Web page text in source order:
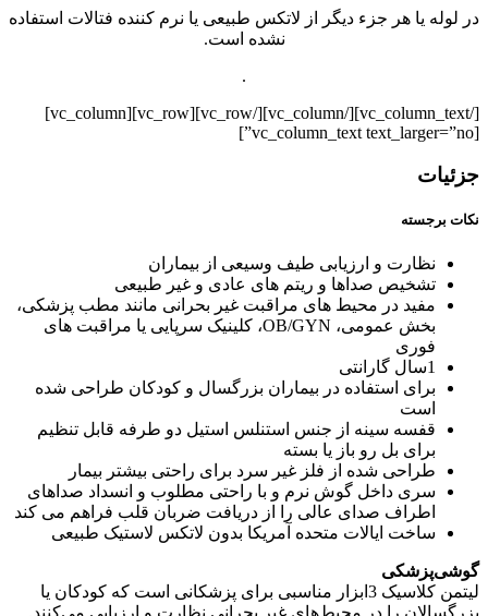
در لوله یا هر جزء دیگر از لاتکس طبیعی یا نرم کننده فتالات استفاده
نشده است.
.
[/vc_column_text][/vc_column][/vc_row][vc_row][vc_column]
[vc_column_text text_larger=”no”]
جزئیات
نکات برجسته
نظارت و ارزیابی طیف وسیعی از بیماران
تشخیص صداها و ریتم های عادی و غیر طبیعی
مفید در محیط های مراقبت غیر بحرانی مانند مطب پزشکی،
بخش عمومی، OB/GYN، کلینیک سرپایی یا مراقبت های
فوری
1سال گارانتی
برای استفاده در بیماران بزرگسال و کودکان طراحی شده
است
قفسه سینه از جنس استنلس استیل دو طرفه قابل تنظیم
برای بل رو باز یا بسته
طراحی شده از فلز غیر سرد برای راحتی بیشتر بیمار
سری داخل گوش نرم و با راحتی مطلوب و انسداد صداهای
اطراف صدای عالی را از دریافت ضربان قلب فراهم می کند
ساخت ایالات متحده آمریکا بدون لاتکس لاستیک طبیعی
گوشی‌پزشکی
لیتمن کلاسیک 3ابزار مناسبی برای پزشکانی است که کودکان یا
بزرگسالان را در محیط‌های غیر بحرانی نظارت و ارزیابی می‌کنند.